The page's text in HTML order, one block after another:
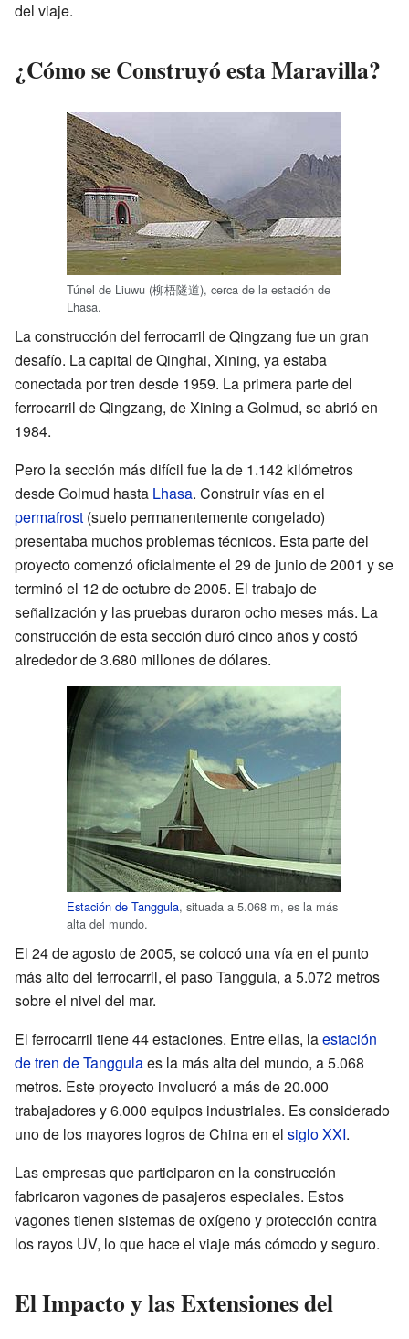
del viaje.
¿Cómo se Construyó esta Maravilla?
Túnel de Liuwu (柳梧隧道), cerca de la estación de
Lhasa.
La construcción del ferrocarril de Qingzang fue un gran
desafío. La capital de Qinghai, Xining, ya estaba
conectada por tren desde 1959. La primera parte del
ferrocarril de Qingzang, de Xining a Golmud, se abrió en
1984.
Pero la sección más difícil fue la de 1.142 kilómetros
desde Golmud hasta Lhasa. Construir vías en el
permafrost (suelo permanentemente congelado)
presentaba muchos problemas técnicos. Esta parte del
proyecto comenzó oficialmente el 29 de junio de 2001 y se
terminó el 12 de octubre de 2005. El trabajo de
señalización y las pruebas duraron ocho meses más. La
construcción de esta sección duró cinco años y costó
alrededor de 3.680 millones de dólares.
Estación de Tanggula, situada a 5.068 m, es la más
alta del mundo.
El 24 de agosto de 2005, se colocó una vía en el punto
más alto del ferrocarril, el paso Tanggula, a 5.072 metros
sobre el nivel del mar.
El ferrocarril tiene 44 estaciones. Entre ellas, laestación
de tren de Tanggulaes la más alta del mundo, a 5.068
metros. Este proyecto involucró a más de 20.000
trabajadores y 6.000 equipos industriales. Es considerado
uno de los mayores logros de China en el siglo XXI.
Las empresas que participaron en la construcción
fabricaron vagones de pasajeros especiales. Estos
vagones tienen sistemas de oxígeno y protección contra
los rayos UV, lo que hace el viaje más cómodo y seguro.
El Impacto y las Extensiones del